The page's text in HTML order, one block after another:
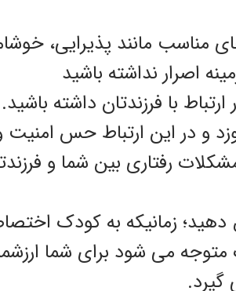
مناسب مانند پذیرایی،
اصرار نداشته باشید
با فرزندتان داشته
و در این ارتباط حس
رفتاری بین شما و
دهید؛ زمانیکه به کودک
می شود برای شما
گیرد.